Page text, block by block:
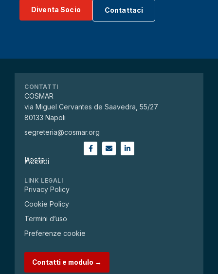
Diventa Socio Contattaci
CONTATTI
COSMAR
via Miguel Cervantes de Saavedra, 55/27
80133 Napoli
segreteria@cosmar.org
Posta
Accedi
LINK LEGALI
Privacy Policy
Cookie Policy
Termini d’uso
Preferenze cookie
Contatti e modulo →